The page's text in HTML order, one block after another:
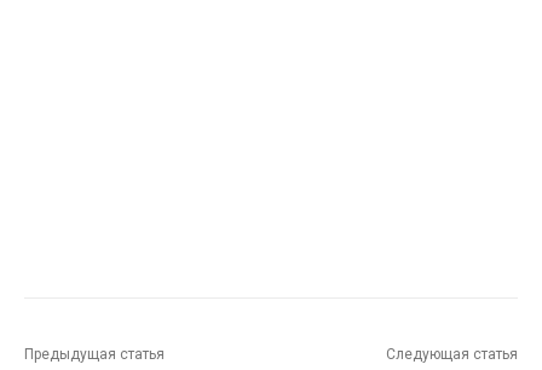
Предыдущая статья Следующая статья